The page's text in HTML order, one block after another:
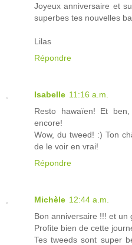
Joyeux anniversaire et
superbes tes nouvelles
Lilas
Répondre
Isabelle 11:16 a.m.
Resto hawaïen! Et
encore!
Wow, du tweed! :) Ton
de le voir en vrai!
Répondre
Michèle 12:44 a.m.
Bon anniversaire !!! et un
Profite bien de cette
Tes tweeds sont super